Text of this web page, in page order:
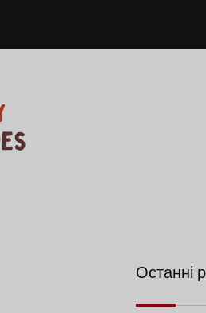
Останні